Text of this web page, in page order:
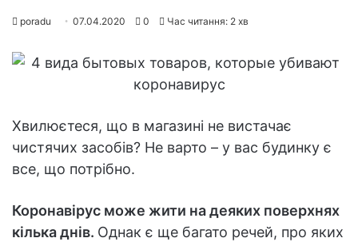
poradu 07.04.2020 0 Час читання: 2 хв
Хвилюєтеся, що в магазині не вистачає
чистячих засобів? Не варто – у вас будинку є
все, що потрібно.
Коронавірус може жити на деяких поверхнях
кілька днів. Однак є ще багато речей, про яких